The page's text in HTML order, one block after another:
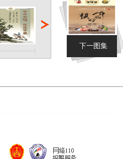
下一图集